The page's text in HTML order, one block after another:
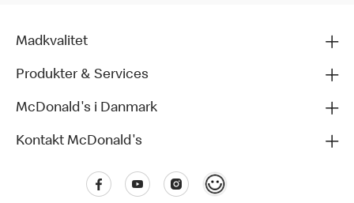
Madkvalitet
Produkter & Services
McDonald's i Danmark
Kontakt McDonald's